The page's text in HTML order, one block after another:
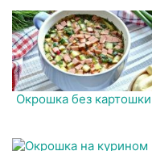
Окрошка без картошки